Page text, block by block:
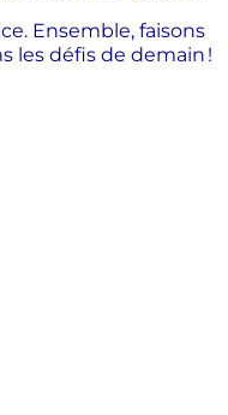
Ensemble, faisons
les défis de demain !